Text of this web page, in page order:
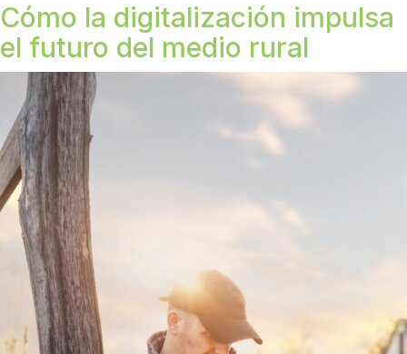
Cómo la digitalización impulsa
el futuro del medio rural